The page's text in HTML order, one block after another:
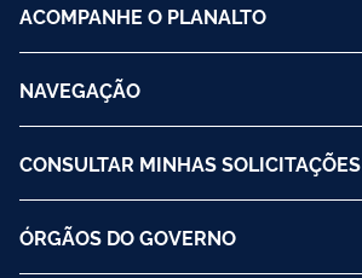
ACOMPANHE O PLANALTO
NAVEGAÇÃO
CONSULTAR MINHAS SOLICITAÇÕES
ÓRGÃOS DO GOVERNO